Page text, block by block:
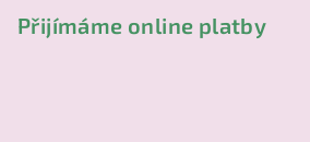
Přijímáme online platby